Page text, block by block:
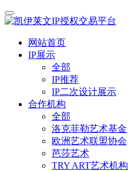
网站首页
IP展示
全部
IP推荐
IP二次设计展示
合作机构
全部
洛克菲勒艺术基金
欧洲艺术联盟协会
芭莎艺术
TRY ART艺术机构